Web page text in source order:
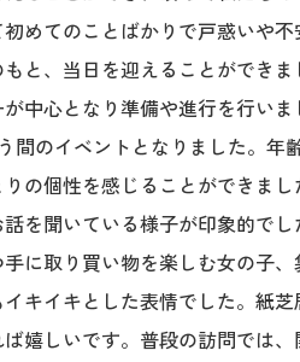
めてのことばかりで戸惑いや
と、当日を迎えることができま
中心となり準備や進行を行い
間のイベントとなりました。年
の個性を感じることができま
を聞いている様子が印象的で
に取り買い物を楽しむ女の子
キイキとした表情でした。紙
嬉しいです。普段の訪問では